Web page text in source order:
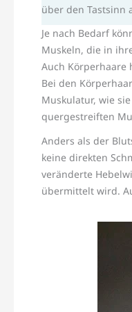
über den Tastsinn
Je nach Bedarf
Muskeln, die in
Auch Körperhaare
Bei den
Muskulatur, wie
quergestreiften
Anders als der
keine direkten
veränderte
übermittelt wird.